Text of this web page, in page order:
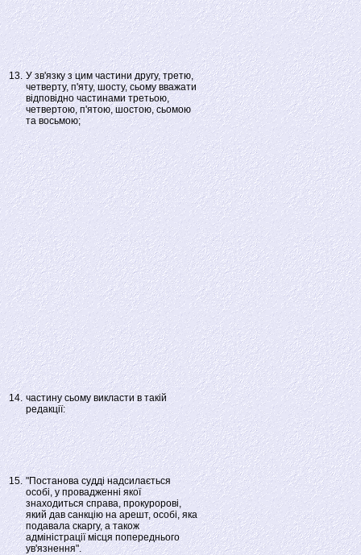
13. У зв'язку з цим частини другу, третю,
четверту, п'яту, шосту, сьому вважати
відповідно частинами третьою,
четвертою, п'ятою, шостою, сьомою
та восьмою;
14. частину сьому викласти в такій
редакції:
15. "Постанова судді надсилається
особі, у провадженні якої
знаходиться справа, прокуророві,
який дав санкцію на арешт, особі, яка
подавала скаргу, а також
адміністрації місця попереднього
ув'язнення".